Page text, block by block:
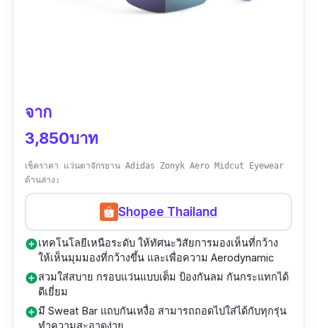
จาก
3,850บาท
เช็คราคา แว่นตาจักรยาน Adidas Zonyk Aero Midcut Eyewear
ด้านล่าง:
Shopee Thailand
add_circleเทคโนโลยีเหนือระดับ ให้ทัศนะวิสัยการมองเห็นที่กว้าง
ให้เห็นมุมมองที่กว้างขึ้น และเพื่อความ Aerodynamic
add_circleสวมใส่สบาย กรอบแว่นแบบเต็ม ป้องกันลม กันกระแทกได้
ดีเยี่ยม
add_circleมี Sweat Bar แถบกันเหงื่อ สามารถถอดไปใส่ได้กับทุกรุ่น
ทำความสะอาดง่าย